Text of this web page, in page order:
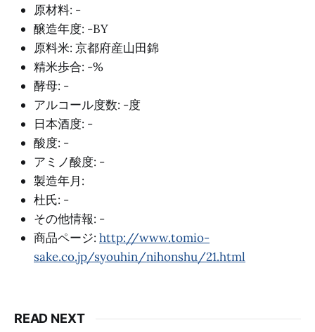
原材料: -
醸造年度: -BY
原料米: 京都府産山田錦
精米歩合: -%
酵母: -
アルコール度数: -度
日本酒度: -
酸度: -
アミノ酸度: -
製造年月:
杜氏: -
その他情報: -
商品ページ: http://www.tomio-
sake.co.jp/syouhin/nihonshu/21.html
READ NEXT